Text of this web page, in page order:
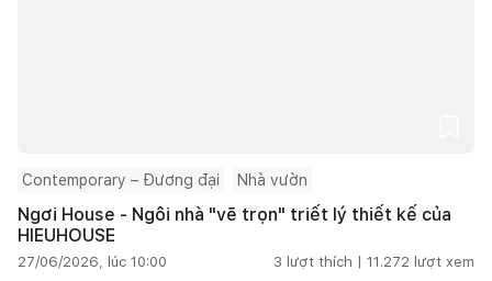
Contemporary – Đương đại Nhà vườn
Ngơi House - Ngôi nhà "vẽ trọn" triết lý thiết kế của
HIEUHOUSE
27/06/2026, lúc 10:00 3 lượt thích | 11.272 lượt xem